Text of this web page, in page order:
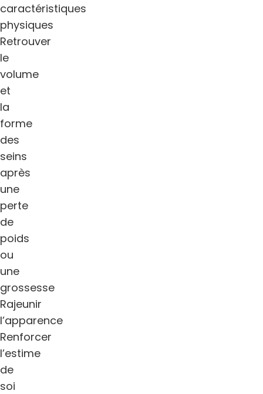
caractéristiques
physiques
Retrouver
le
volume
et
la
forme
des
seins
après
une
perte
de
poids
ou
une
grossesse
Rajeunir
l’apparence
Renforcer
l’estime
de
soi